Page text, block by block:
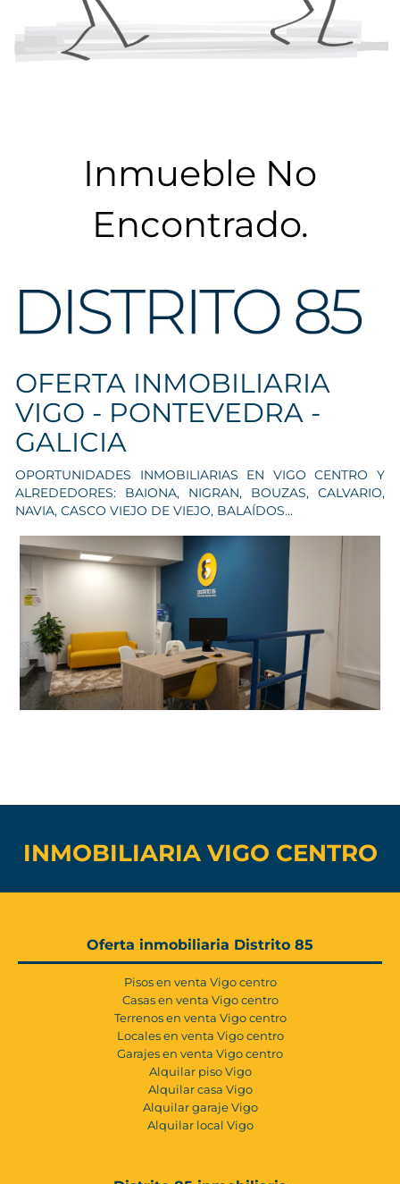
Inmueble No
Encontrado.
OFERTA INMOBILIARIA
VIGO - PONTEVEDRA -
GALICIA
OPORTUNIDADES INMOBILIARIAS EN VIGO CENTRO Y
ALREDEDORES: BAIONA, NIGRAN, BOUZAS, CALVARIO,
NAVIA, CASCO VIEJO DE VIEJO, BALAÍDOS...
INMOBILIARIA VIGO CENTRO
Oferta inmobiliaria Distrito 85
Pisos en venta Vigo centro
Casas en venta Vigo centro
Terrenos en venta Vigo centro
Locales en venta Vigo centro
Garajes en venta Vigo centro
Alquilar piso Vigo
Alquilar casa Vigo
Alquilar garaje Vigo
Alquilar local Vigo